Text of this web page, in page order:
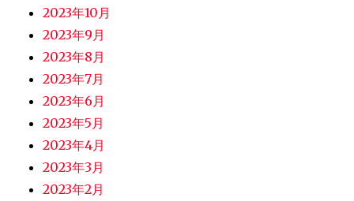
2023年10月
2023年9月
2023年8月
2023年7月
2023年6月
2023年5月
2023年4月
2023年3月
2023年2月